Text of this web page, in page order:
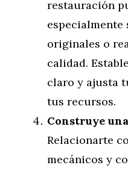
restauración
especialmente
originales o
calidad.
claro y ajusta
tus recursos.
Construye
Relacionarte
mecánicos y